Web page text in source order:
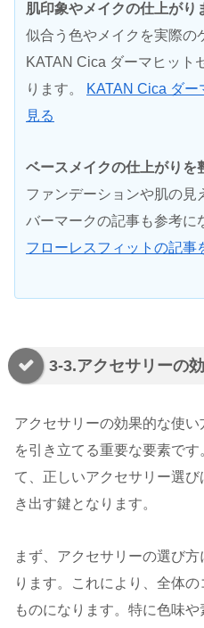
肌印象やメイクの仕上がり
似合う色やメイクを実際の
KATAN Cica ダーマヒット
ります。
KATAN Cica ダ
見る
ベースメイクの仕上がりを
ファンデーションや肌の見
バーマークの記事も参考に
フローレスフィットの記事
3-3.アクセサリーの
アクセサリーの効果的な使
を引き立てる重要な要素で
て、正しいアクセサリー選び
き出す鍵となります。
まず、アクセサリーの選び
ります。これにより、全体
ものになります。特に色味